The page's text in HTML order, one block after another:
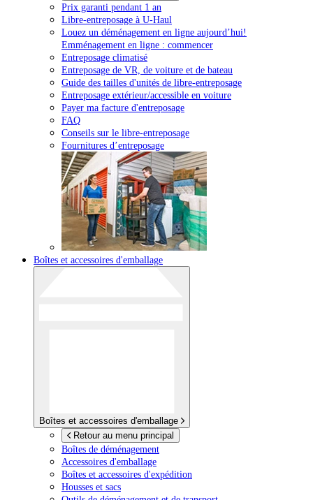
Prix garanti pendant 1 an
Libre-entreposage à U-Haul
Louez un déménagement en ligne aujourd’hui!
Emménagement en ligne : commencer
Entreposage climatisé
Entreposage de VR, de voiture et de bateau
Guide des tailles d'unités de libre-entreposage
Entreposage extérieur/accessible en voiture
Payer ma facture d'entreposage
FAQ
Conseils sur le libre-entreposage
Fournitures d’entreposage
Boîtes et accessoires d'emballage
Boîtes et accessoires d'emballage
Retour au menu principal
Boîtes de déménagement
Accessoires d'emballage
Boîtes et accessoires d'expédition
Housses et sacs